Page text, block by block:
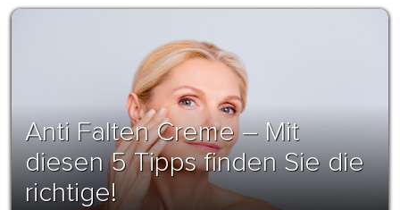
Anti Falten Creme – Mit
diesen 5 Tipps finden Sie die
richtige!